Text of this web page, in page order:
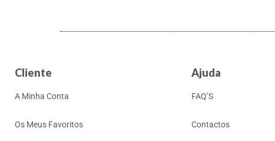
Cliente
A Minha Conta
Os Meus Favoritos
Ajuda
FAQ’S
Contactos